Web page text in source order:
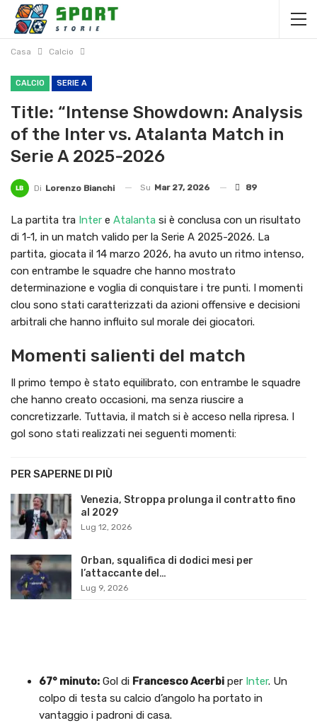
Casa Calcio
CALCIO SERIE A
Title: “Intense Showdown: Analysis
of the Inter vs. Atalanta Match in
Serie A 2025-2026
Di Lorenzo Bianchi Su Mar 27, 2026 89
La partita tra Inter e Atalanta si è conclusa con un risultato
di 1-1, in un match valido per la Serie A 2025-2026. La
partita, giocata il 14 marzo 2026, ha avuto un ritmo intenso,
con entrambe le squadre che hanno mostrato
determinazione e voglia di conquistare i tre punti. I momenti
clou sono stati caratterizzati da azioni offensive e decisioni
arbitrali che hanno influito sul morale dei giocatori.
Momenti salienti del match
Il primo tempo è stato equilibrato, con entrambe le squadre
che hanno creato occasioni, ma senza riuscire a
concretizzarle. Tuttavia, il match si è acceso nella ripresa. I
gol sono stati realizzati nei seguenti momenti:
PER SAPERNE DI PIÙ
Venezia, Stroppa prolunga il contratto fino
al 2029
Lug 12, 2026
Orban, squalifica di dodici mesi per
l’attaccante del…
Lug 9, 2026
67° minuto: Gol di Francesco Acerbi per Inter. Un
colpo di testa su calcio d’angolo ha portato in
vantaggio i padroni di casa.